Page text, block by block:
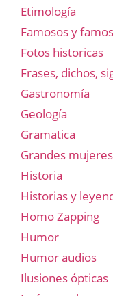
Etimología
Famosos y
Fotos historicas
Frases, dichos,
Gastronomía
Geología
Gramatica
Grandes mujeres
Historia
Historias y
Homo Zapping
Humor
Humor audios
Ilusiones ópticas